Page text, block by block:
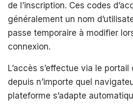
de l’inscription. Ces codes
généralement un nom
passe temporaire à modifier
connexion.
L’accès s’effectue via le
depuis n’importe quel
plateforme s’adapte